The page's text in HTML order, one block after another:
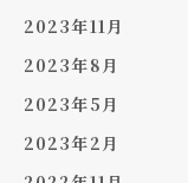
2023年11月
2023年8月
2023年5月
2023年2月